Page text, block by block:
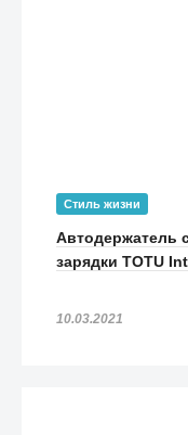
Стиль жизни
Автодержатель
зарядки TOTU
10.03.2021